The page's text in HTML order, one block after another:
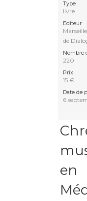
Type
livre
Editeur
de
Nombre
220
Prix
15 €
Date de
6
en